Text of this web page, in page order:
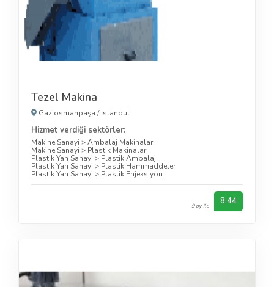
Tezel Makina
Gaziosmanpaşa /İstanbul
Hizmet verdiği sektörler:
Makine Sanayi >Ambalaj Makinaları
Makine Sanayi > Plastik Makinaları
Plastik Yan Sanayi > Plastik Ambalaj
Plastik Yan Sanayi > Plastik Hammaddeler
Plastik Yan Sanayi > Plastik Enjeksiyon
9 oy ile 8.44